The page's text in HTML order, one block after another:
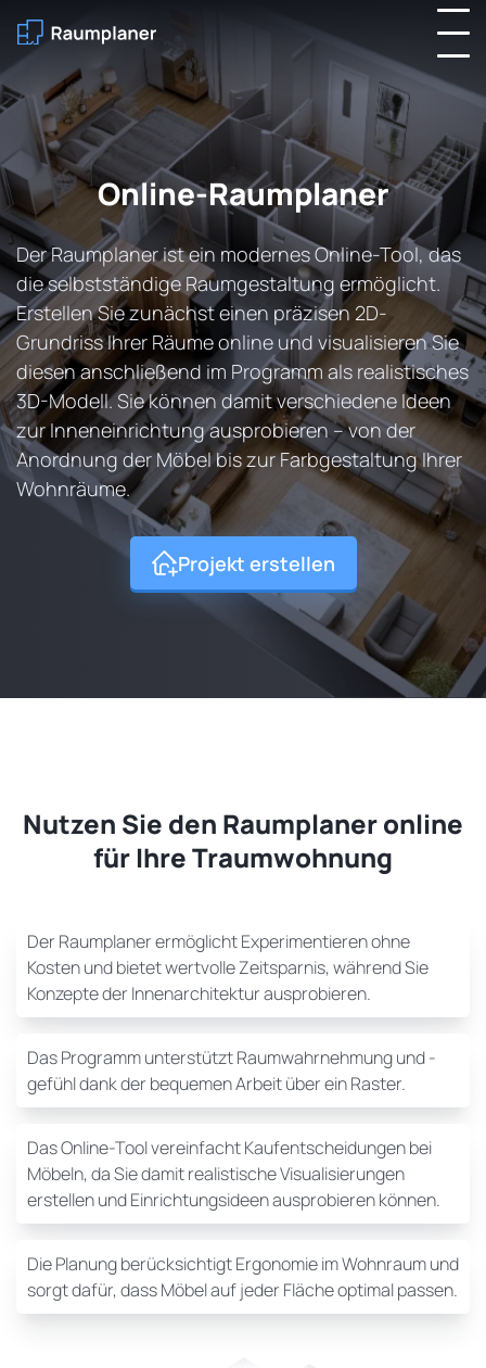
Online-Raumplaner
Der Raumplaner ist ein modernes Online-Tool, das
die selbstständige Raumgestaltung ermöglicht.
Erstellen Sie zunächst einen präzisen 2D-
Grundriss Ihrer Räume online und visualisieren Sie
diesen anschließend im Programm als realistisches
3D-Modell. Sie können damit verschiedene Ideen
zur Inneneinrichtung ausprobieren – von der
Anordnung der Möbel bis zur Farbgestaltung Ihrer
Wohnräume.
Projekt erstellen
Nutzen Sie den Raumplaner online
für Ihre Traumwohnung
Der Raumplaner ermöglicht Experimentieren ohne
Kosten und bietet wertvolle Zeitsparnis, während Sie
Konzepte der Innenarchitektur ausprobieren.
Das Programm unterstützt Raumwahrnehmung und -
gefühl dank der bequemen Arbeit über ein Raster.
Das Online-Tool vereinfacht Kaufentscheidungen bei
Möbeln, da Sie damit realistische Visualisierungen
erstellen und Einrichtungsideen ausprobieren können.
Die Planung berücksichtigt Ergonomie im Wohnraum und
sorgt dafür, dass Möbel auf jeder Fläche optimal passen.